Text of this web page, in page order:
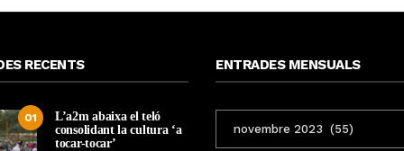
RECENTS
01
L’a2m abaixa el teló
consolidant la cultura ‘a
tocar-tocar’
ENTRADES MENSUALS
MENSUALS